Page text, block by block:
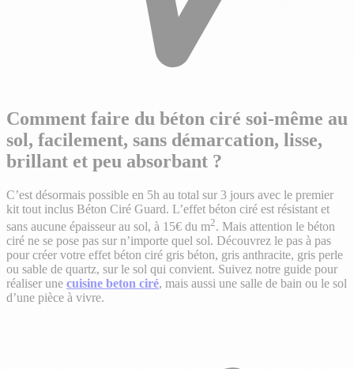
Comment faire du béton ciré soi-même au
sol, facilement, sans démarcation, lisse,
brillant et peu absorbant ?
C’est désormais possible en 5h au total sur 3 jours avec le premier
kit tout inclus Béton Ciré Guard. L’effet béton ciré est résistant et
sans aucune épaisseur au sol, à 15€ du m2. Mais attention le béton
ciré ne se pose pas sur n’importe quel sol. Découvrez le pas à pas
pour créer votre effet béton ciré gris béton, gris anthracite, gris perle
ou sable de quartz, sur le sol qui convient. Suivez notre guide pour
réaliser une cuisine beton ciré, mais aussi une salle de bain ou le sol
d’une pièce à vivre.